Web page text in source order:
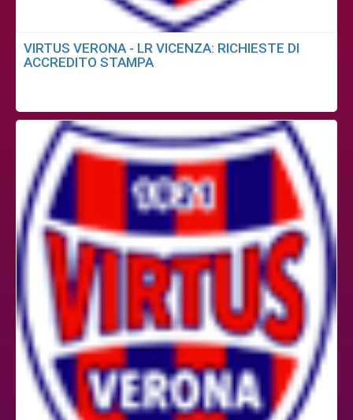
VIRTUS VERONA - LR VICENZA: RICHIESTE DI
ACCREDITO STAMPA